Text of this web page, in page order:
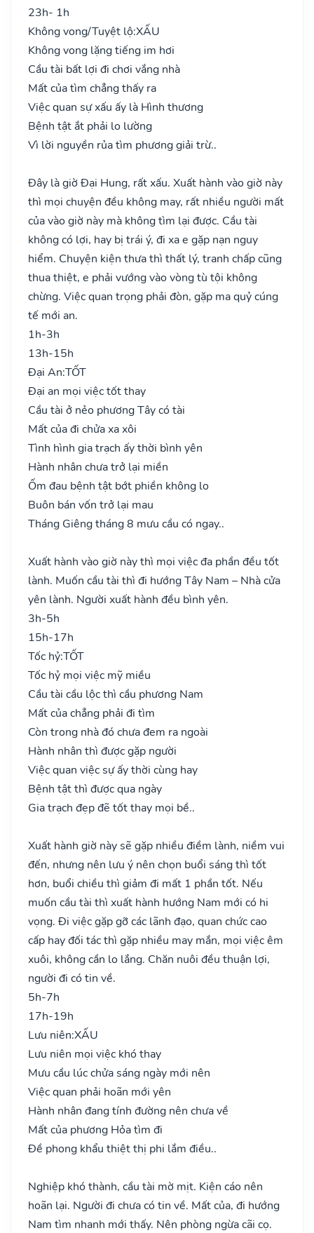
23h- 1h
Không vong/Tuyệt lộ:XẤU
Không vong lặng tiếng im hơi
Cầu tài bất lợi đi chơi vắng nhà
Mất của tìm chẳng thấy ra
Việc quan sự xấu ấy là Hình thương
Bệnh tật ắt phải lo lường
Vì lời nguyền rủa tìm phương giải trừ..
Đây là giờ Đại Hung, rất xấu. Xuất hành vào giờ này
thì mọi chuyện đều không may, rất nhiều người mất
của vào giờ này mà không tìm lại được. Cầu tài
không có lợi, hay bị trái ý, đi xa e gặp nạn nguy
hiểm. Chuyện kiện thưa thì thất lý, tranh chấp cũng
thua thiệt, e phải vướng vào vòng tù tội không
chừng. Việc quan trọng phải đòn, gặp ma quỷ cúng
tế mới an.
1h-3h
13h-15h
Đại An:TỐT
Đại an mọi việc tốt thay
Cầu tài ở nẻo phương Tây có tài
Mất của đi chửa xa xôi
Tình hình gia trạch ấy thời bình yên
Hành nhân chưa trở lại miền
Ốm đau bệnh tật bớt phiền không lo
Buôn bán vốn trở lại mau
Tháng Giêng tháng 8 mưu cầu có ngay..
Xuất hành vào giờ này thì mọi việc đa phần đều tốt
lành. Muốn cầu tài thì đi hướng Tây Nam – Nhà cửa
yên lành. Người xuất hành đều bình yên.
3h-5h
15h-17h
Tốc hỷ:TỐT
Tốc hỷ mọi việc mỹ miều
Cầu tài cầu lộc thì cầu phương Nam
Mất của chẳng phải đi tìm
Còn trong nhà đó chưa đem ra ngoài
Hành nhân thì được gặp người
Việc quan việc sự ấy thời cùng hay
Bệnh tật thì được qua ngày
Gia trạch đẹp đẽ tốt thay mọi bề..
Xuất hành giờ này sẽ gặp nhiều điềm lành, niềm vui
đến, nhưng nên lưu ý nên chọn buổi sáng thì tốt
hơn, buổi chiều thì giảm đi mất 1 phần tốt. Nếu
muốn cầu tài thì xuất hành hướng Nam mới có hi
vọng. Đi việc gặp gỡ các lãnh đạo, quan chức cao
cấp hay đối tác thì gặp nhiều may mắn, mọi việc êm
xuôi, không cần lo lắng. Chăn nuôi đều thuận lợi,
người đi có tin về.
5h-7h
17h-19h
Lưu niên:XẤU
Lưu niên mọi việc khó thay
Mưu cầu lúc chửa sáng ngày mới nên
Việc quan phải hoãn mới yên
Hành nhân đang tính đường nên chưa về
Mất của phương Hỏa tìm đi
Đề phong khẩu thiệt thị phi lắm điều..
Nghiệp khó thành, cầu tài mờ mịt. Kiện cáo nên
hoãn lại. Người đi chưa có tin về. Mất của, đi hướng
Nam tìm nhanh mới thấy. Nên phòng ngừa cãi cọ.